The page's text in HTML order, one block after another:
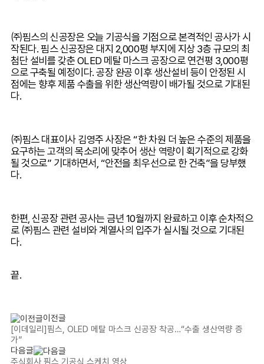
㈜핌스의 신공장은 오늘 기공식을 기점으로 본격적인 공사가 시
작된다.핌스 신공장은 대지 2,000평 부지에 지상 3층 규모의 최
첨단 설비를 갖춘 OLED 메탈 마스크 공장으로 연건평 3,000평
으로 구축될 예정이다.공장 완공 이후 생산설비 등이 안정된 시
점에는 향후 제품 수출을 위한 생산역량이 배가될 것으로 기대된
다.
㈜핌스 대표이사 김영주 사장은 “한 차원 더 높은 수준의 제품을
요구하는 고객의 목소리에 맞추어 생산 역량이 획기적으로 강화
될 것으로” 기대하면서 “안전을 최우선으로 한 건축”을 당부했
다.
한편 ,신공장 관련 공사는 금년 10월까지 완료하고 이후 순차적으
로 ㈜핌스 관련 설비와 계열사의 입주가 실시될 것으로 기대된
다.
끝.
이전글
[이데일리]핌스, OLED 메탈 마스크 신공장 착공…“수출 생산역량 증
가”
다음글
주식회사 핌스 기공식 스케치 영상